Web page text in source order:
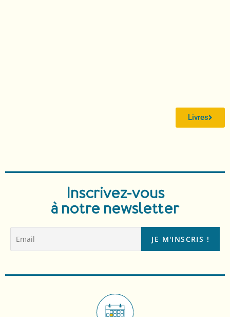
Livres
Inscrivez-vous
à notre newsletter